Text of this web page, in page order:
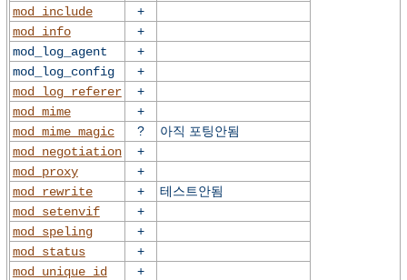
mod_include
+
mod_info
+
mod_log_agent
+
mod_log_config
+
mod_log_referer
+
mod_mime
+
mod_mime_magic
?
아직 포팅안됨
mod_negotiation
+
mod_proxy
+
mod_rewrite
+
테스트안됨
mod_setenvif
+
mod_speling
+
mod_status
+
mod_unique_id
+